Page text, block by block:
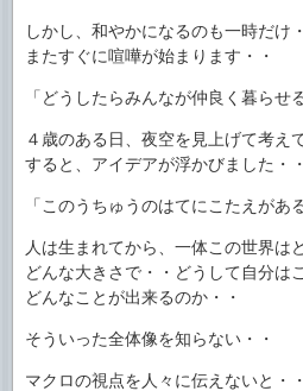
しかし、和やかになるのも一時だけ
またすぐに喧嘩が始まります・・
「どうしたらみんなが仲良く暮らせ
４歳のある日、夜空を見上げて考え
すると、アイデアが浮かびました・・
「このうちゅうのはてにこたえがあ
人は生まれてから、一体この世界は
どんな大きさで・・どうして自分は
どんなことが出来るのか・・
そういった全体像を知らない・・
マクロの視点を人々に伝えないと・・